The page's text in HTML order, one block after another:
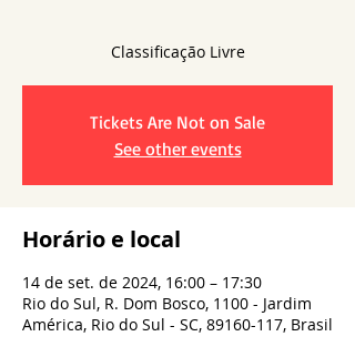
Classificação Livre
Tickets Are Not on Sale
See other events
Horário e local
14 de set. de 2024, 16:00 – 17:30
Rio do Sul, R. Dom Bosco, 1100 - Jardim
América, Rio do Sul - SC, 89160-117, Brasil